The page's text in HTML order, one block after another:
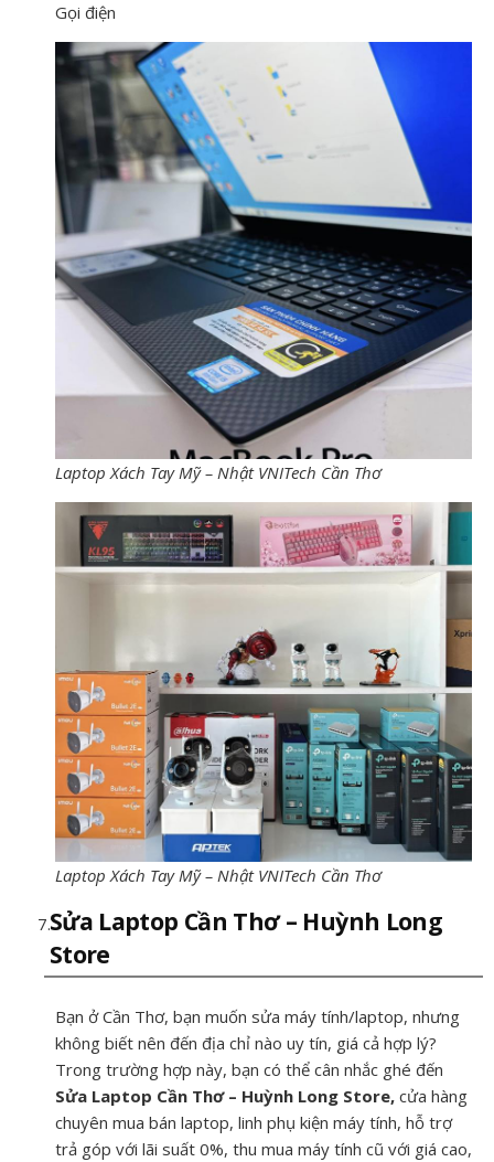
Gọi điện
Laptop Xách Tay Mỹ – Nhật VNITech Cần Thơ
Laptop Xách Tay Mỹ – Nhật VNITech Cần Thơ
Sửa Laptop Cần Thơ – Huỳnh Long
Store
Bạn ở Cần Thơ, bạn muốn sửa máy tính/laptop, nhưng
không biết nên đến địa chỉ nào uy tín, giá cả hợp lý?
Trong trường hợp này, bạn có thể cân nhắc ghé đến
Sửa Laptop Cần Thơ – Huỳnh Long Store, cửa hàng
chuyên mua bán laptop, linh phụ kiện máy tính, hỗ trợ
trả góp với lãi suất 0%, thu mua máy tính cũ với giá cao,